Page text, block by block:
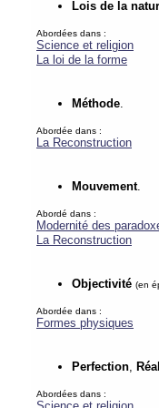
Lois de la
Abordées dans :
Science et religion
La loi de la forme
Méthode.
Abordée dans :
La Reconstruction
Mouvement.
Abordé dans :
Modernité des
La Reconstruction
Objectivité (en
Abordée dans :
Formes physiques
Perfection,
Abordées dans :